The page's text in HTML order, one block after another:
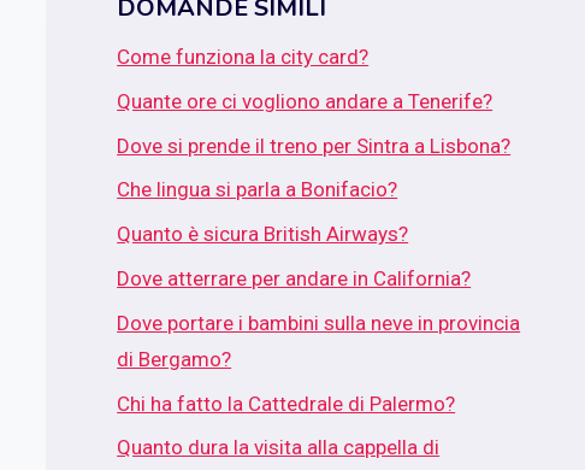
DOMANDE SIMILI
Come funziona la city card?
Quante ore ci vogliono andare a Tenerife?
Dove si prende il treno per Sintra a Lisbona?
Che lingua si parla a Bonifacio?
Quanto è sicura British Airways?
Dove atterrare per andare in California?
Dove portare i bambini sulla neve in provincia
di Bergamo?
Chi ha fatto la Cattedrale di Palermo?
Quanto dura la visita alla cappella di